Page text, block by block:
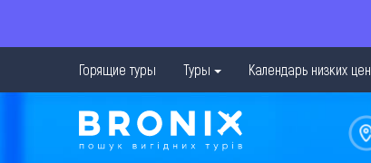
Горящие туры Туры Календарь низких цен